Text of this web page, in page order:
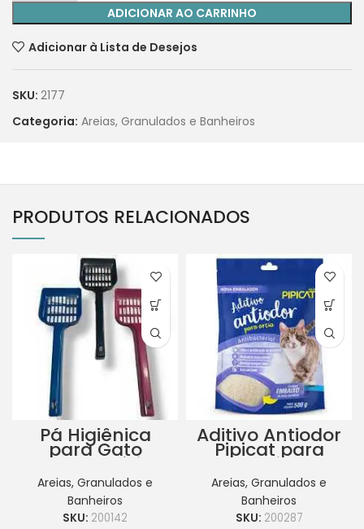
ADICIONAR AO CARRINHO
Adicionar à Lista de Desejos
SKU: 2177
Categoria: Areias, Granulados e Banheiros
PRODUTOS RELACIONADOS
Pá Higiênica
para Gato
Murano Várias
Cores Unidade
Areias, Granulados e
Banheiros
SKU: 200142
Aditivo Antiodor
Pipicat para
Areia
Antibacterial
500g
Areias, Granulados e
Banheiros
SKU: 200287